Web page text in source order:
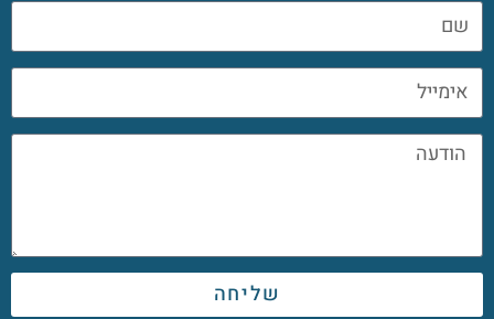
שליחה